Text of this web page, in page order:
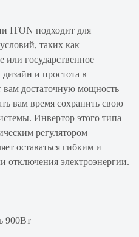
ITON подходит для
таких как
или государственное
и простота в
вам достаточную мощность
вам время сохранить свою
Инвертор этого типа
регулятором
оставаться гибким и
отключения электроэнергии.
900Вт